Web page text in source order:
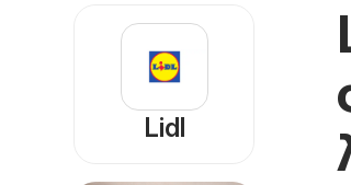
Lidl